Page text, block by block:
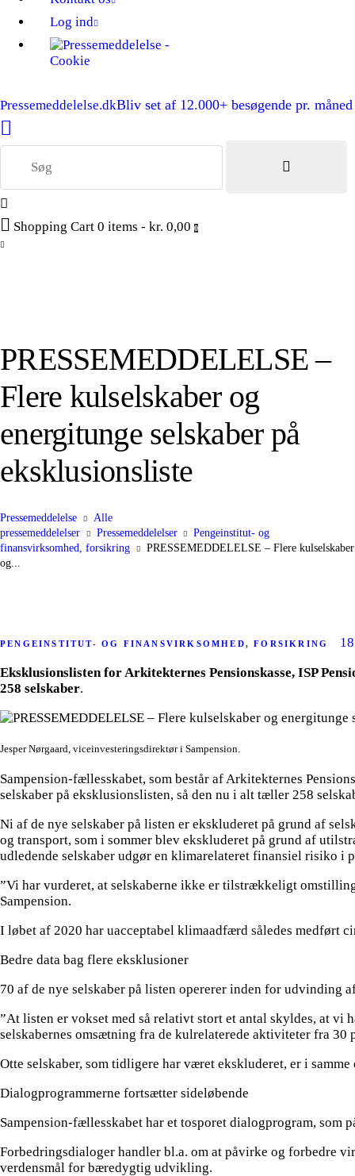
Log ind
Pressemeddelelse.dkBliv set af 12.000+ besøgende pr. måned
Shopping Cart 0 items - kr. 0,00 0
PRESSEMEDDELELSE –
Flere kulselskaber og
energitunge selskaber på
eksklusionsliste
Pressemeddelelse
Alle
pressemeddelelser
Pressemeddelelser
Pengeinstitut- og
finansvirksomhed, forsikring
PRESSEMEDDELELSE – Flere kulselskaber
og...
PENGEINSTITUT- OG FINANSVIRKSOMHED, FORSIKRING
Eksklusionslisten for Arkitekternes Pensionskasse, ISP
258 selskaber.
Jesper Nørgaard, viceinvesteringsdirektør i Sampension.
Sampension-fællesskabet, som består af Arkitekternes
selskaber på eksklusionslisten, så den nu i alt tæller 258
Ni af de nye selskaber på listen er ekskluderet på grund af
og transport, som i sommer blev ekskluderet på grund af
udledende selskaber udgør en klimarelateret finansiel risiko i
”Vi har vurderet, at selskaberne ikke er tilstrækkeligt
Sampension.
I løbet af 2020 har uacceptabel klimaadfærd således medført
Bedre data bag flere eksklusioner
70 af de nye selskaber på listen opererer inden for
”At listen er vokset med så relativt stort et antal skyldes, at vi
selskabernes omsætning fra de kulrelaterede aktiviteter fra
Otte selskaber, som tidligere har været ekskluderet, er i
Dialogprogrammerne fortsætter sideløbende
Sampension-fællesskabet har et tosporet dialogprogram,
Forbedringsdialoger handler bl.a. om at påvirke og forbedre
verdensmål for bæredygtig udvikling.